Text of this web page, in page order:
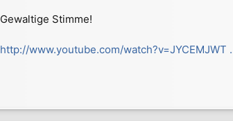
Gewaltige Stimme!
http://www.youtube.com/watch?v=JYCEMJWT